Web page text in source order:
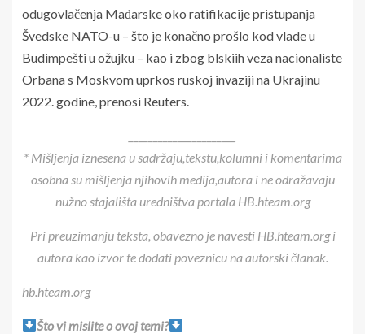
odugovlačenja Mađarske oko ratifikacije pristupanja
Švedske NATO-u – što je konačno prošlo kod vlade u
Budimpešti u ožujku – kao i zbog blskiih veza nacionaliste
Orbana s Moskvom uprkos ruskoj invaziji na Ukrajinu
2022. godine, prenosi Reuters.
* Mišljenja iznesena u sadržaju,tekstu,kolumni i komentarima
osobna su mišljenja njihovih medija,autora i ne odražavaju
nužno stajališta uredništva portala HB.hteam.org
Pri preuzimanju teksta, obavezno je navesti HB.hteam.org i
autora kao izvor te dodati poveznicu na autorski članak.
hb.hteam.org
Što vi mislite o ovoj temi?